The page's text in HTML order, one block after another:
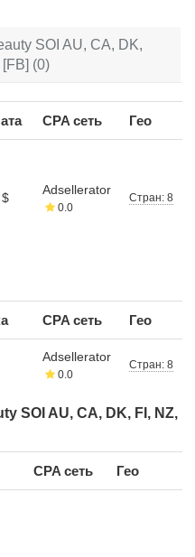
SOI AU, CA, DK,
(0)
CPA сеть Гео
Adsellerator
0.0
Стран: 8
CPA сеть Гео
Adsellerator
0.0
Стран: 8
SOI AU, CA, DK, FI, NZ,
CPA сеть Гео